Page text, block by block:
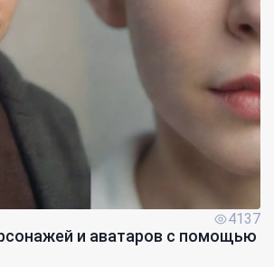
4137
и аватаров с помощью